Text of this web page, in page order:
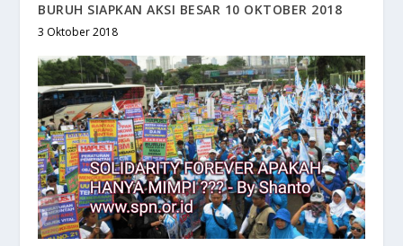
BURUH SIAPKAN AKSI BESAR 10 OKTOBER 2018
3 Oktober 2018